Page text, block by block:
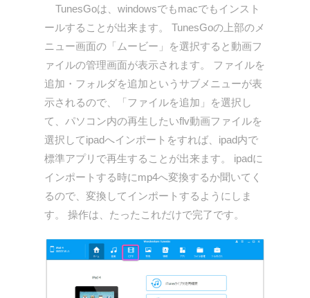
TunesGoは、windowsでもmacでもインスト
ールすることが出来ます。 TunesGoの上部のメ
ニュー画面の「ムービー」を選択すると動画フ
ァイルの管理画面が表示されます。 ファイルを
追加・フォルダを追加というサブメニューが表
示されるので、「ファイルを追加」を選択し
て、パソコン内の再生したいflv動画ファイルを
選択してipadへインポートをすれば、ipad内で
標準アプリで再生することが出来ます。 ipadに
インポートする時にmp4へ変換するか聞いてく
るので、変換してインポートするようにしま
す。 操作は、たったこれだけで完了です。